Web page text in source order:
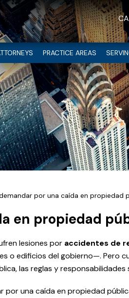
PRACTICE AREAS
por una caída en propiedad
en propiedad
lesiones por accidentes de
o edificios del gobierno—. Pero
las reglas y responsabilidades
por una caída en propiedad